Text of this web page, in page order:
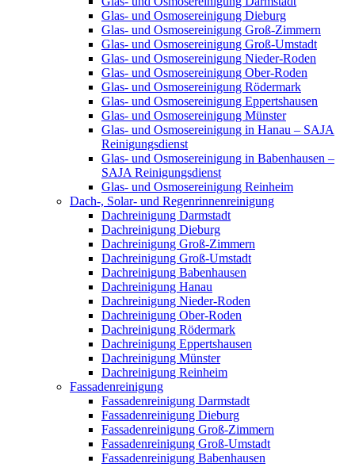
Glas- und Osmosereinigung Dieburg
Glas- und Osmosereinigung Groß-Zimmern
Glas- und Osmosereinigung Groß-Umstadt
Glas- und Osmosereinigung Nieder-Roden
Glas- und Osmosereinigung Ober-Roden
Glas- und Osmosereinigung Rödermark
Glas- und Osmosereinigung Eppertshausen
Glas- und Osmosereinigung Münster
Glas- und Osmosereinigung in Hanau – SAJA
Reinigungsdienst
Glas- und Osmosereinigung in Babenhausen –
SAJA Reinigungsdienst
Glas- und Osmosereinigung Reinheim
Dach-, Solar- und Regenrinnenreinigung
Dachreinigung Darmstadt
Dachreinigung Dieburg
Dachreinigung Groß-Zimmern
Dachreinigung Groß-Umstadt
Dachreinigung Babenhausen
Dachreinigung Hanau
Dachreinigung Nieder-Roden
Dachreinigung Ober-Roden
Dachreinigung Rödermark
Dachreinigung Eppertshausen
Dachreinigung Münster
Dachreinigung Reinheim
Fassadenreinigung
Fassadenreinigung Darmstadt
Fassadenreinigung Dieburg
Fassadenreinigung Groß-Zimmern
Fassadenreinigung Groß-Umstadt
Fassadenreinigung Babenhausen